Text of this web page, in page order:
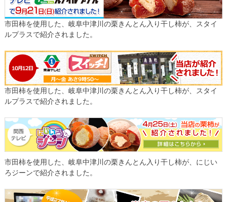
市田柿を使用した、岐阜中津川の栗きんとん入り干し柿が、スタイ
ルプラスで紹介されました。
市田柿を使用した、岐阜中津川の栗きんとん入り干し柿が、スタイ
ルプラスで紹介されました。
市田柿を使用した、岐阜中津川の栗きんとん入り干し柿が、にじい
ろジーンで紹介されました。